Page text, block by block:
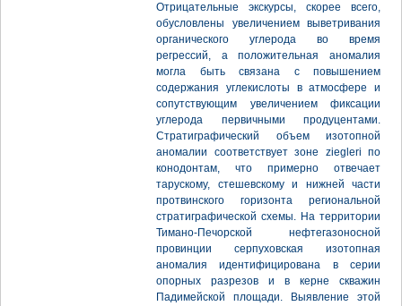
Отрицательные экскурсы, скорее всего,
обусловлены увеличением выветривания
органического углерода во время
регрессий, а положительная аномалия
могла быть связана с повышением
содержания углекислоты в атмосфере и
сопутствующим увеличением фиксации
углерода первичными продуцентами.
Стратиграфический объем изотопной
аномалии соответствует зоне ziegleri по
конодонтам, что примерно отвечает
тарускому, стешевскому и нижней части
протвинского горизонта региональной
стратиграфической схемы. На территории
Тимано-Печорской нефтегазоносной
провинции серпуховская изотопная
аномалия идентифицирована в серии
опорных разрезов и в керне скважин
Падимейской площади. Выявление этой